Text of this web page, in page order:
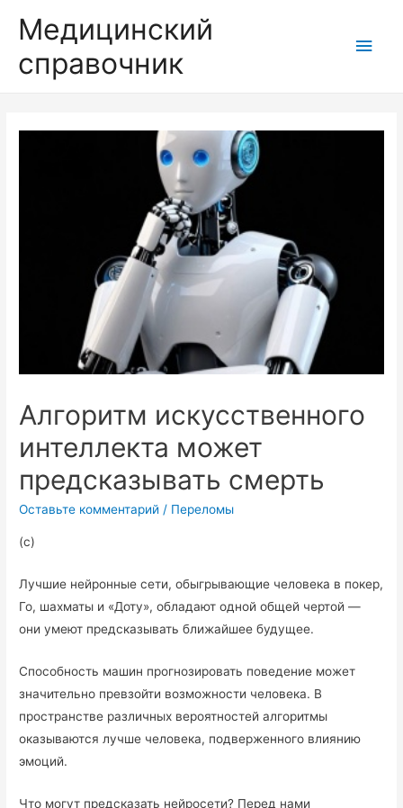
Медицинский
справочник
Алгоритм искусственного
интеллекта может
предсказывать смерть
Оставьте комментарий / Переломы
(с)
Лучшие нейронные сети, обыгрывающие человека в покер,
Го, шахматы и «Доту», обладают одной общей чертой —
они умеют предсказывать ближайшее будущее.
Способность машин прогнозировать поведение может
значительно превзойти возможности человека. В
пространстве различных вероятностей алгоритмы
оказываются лучше человека, подверженного влиянию
эмоций.
Что могут предсказать нейросети? Перед нами